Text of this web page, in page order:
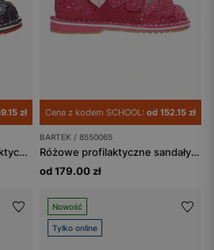
zł
Granatowe sandały profilaktyczne z błyszczącymi serduszkami, obcas Thomasa BARTEK 85500-76
Cena z kodem SCHOOL: od 152.15 zł
BARTEK / 8550065
Różowe profilaktyczne sandały zabudowane z serduszami BARTEK 85500-65
od 179.00 zł
Nowość
Tylko online